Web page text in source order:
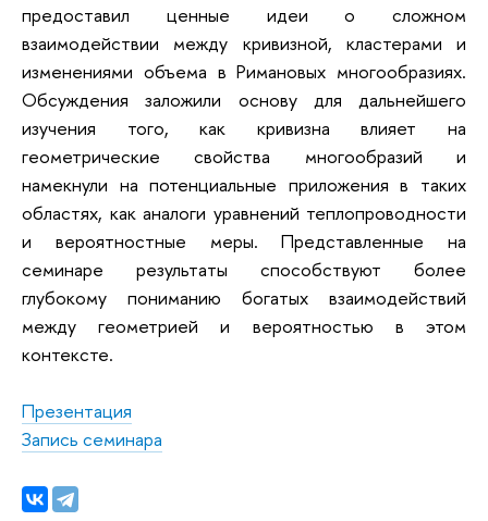
предоставил ценные идеи о сложном
взаимодействии между кривизной, кластерами и
изменениями объема в Римановых многообразиях.
Обсуждения заложили основу для дальнейшего
изучения того, как кривизна влияет на
геометрические свойства многообразий и
намекнули на потенциальные приложения в таких
областях, как аналоги уравнений теплопроводности
и вероятностные меры. Представленные на
семинаре результаты способствуют более
глубокому пониманию богатых взаимодействий
между геометрией и вероятностью в этом
контексте.
Презентация
Запись семинара